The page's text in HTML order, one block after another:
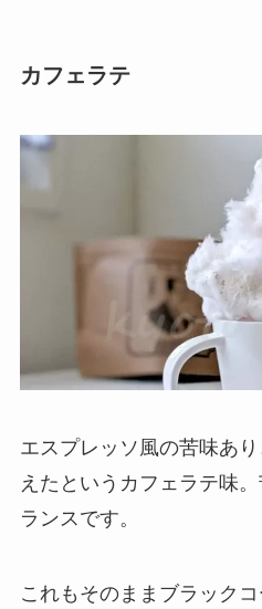
カフェラテ
エスプレッソ風の苦味あ
えたというカフェラテ味
ランスです。
これもそのままブラック